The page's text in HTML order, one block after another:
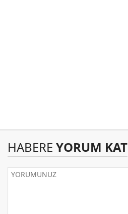
HABERE YORUM KAT